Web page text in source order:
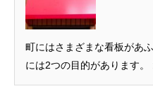
町にはさまざまな看板があ
には2つの目的があります